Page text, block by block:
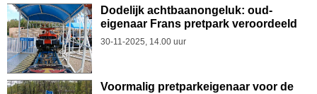
Dodelijk achtbaanongeluk: oud-
eigenaar Frans pretpark veroordeeld
30-11-2025, 14.00 uur
Voormalig pretparkeigenaar voor de